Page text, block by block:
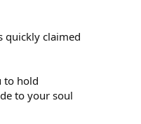
quickly claimed
to hold
to your soul